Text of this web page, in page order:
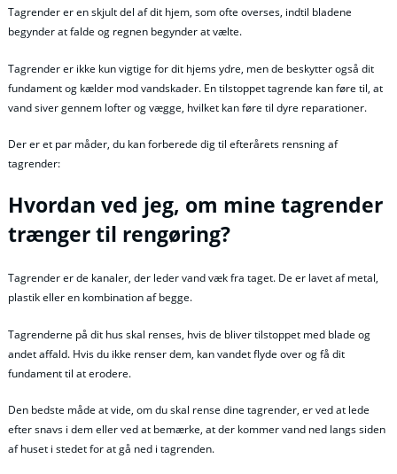
Tagrender er en skjult del af dit hjem, som ofte overses, indtil bladene
begynder at falde og regnen begynder at vælte.
Tagrender er ikke kun vigtige for dit hjems ydre, men de beskytter også dit
fundament og kælder mod vandskader. En tilstoppet tagrende kan føre til, at
vand siver gennem lofter og vægge, hvilket kan føre til dyre reparationer.
Der er et par måder, du kan forberede dig til efterårets rensning af
tagrender:
Hvordan ved jeg, om mine tagrender
trænger til rengøring?
Tagrender er de kanaler, der leder vand væk fra taget. De er lavet af metal,
plastik eller en kombination af begge.
Tagrenderne på dit hus skal renses, hvis de bliver tilstoppet med blade og
andet affald. Hvis du ikke renser dem, kan vandet flyde over og få dit
fundament til at erodere.
Den bedste måde at vide, om du skal rense dine tagrender, er ved at lede
efter snavs i dem eller ved at bemærke, at der kommer vand ned langs siden
af huset i stedet for at gå ned i tagrenden.